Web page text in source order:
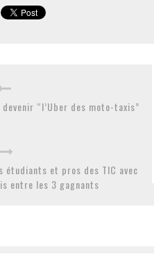
“l’Uber des moto-taxis”
étudiants et pros des TIC avec
entre les 3 gagnants